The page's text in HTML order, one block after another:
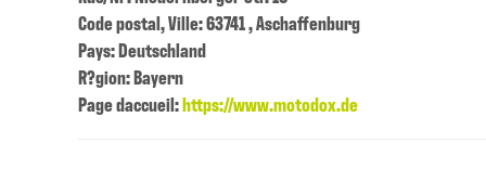
Code postal, Ville: 63741 , Aschaffenburg
Pays: Deutschland
R?gion: Bayern
Page daccueil:https://www.motodox.de